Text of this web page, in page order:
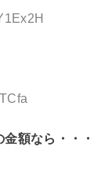
額なら・・・